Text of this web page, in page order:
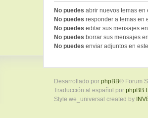
No puedes abrir nuevos temas en
No puedes responder a temas en
No puedes editar sus mensajes
No puedes borrar sus mensajes
No puedes enviar adjuntos en
Desarrollado por phpBB® Forum
Traducción al español por phpBB
Style we_universal created by